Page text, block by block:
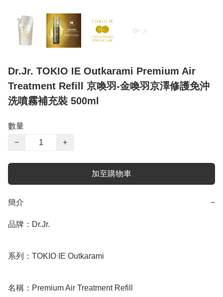
Dr.Jr. TOKIO IE Outkarami Premium Air
Treatment Refill 京喚羽-金喚羽京澤修護免沖
洗噴霧補充裝 500ml
數量
−
+
加至購物車
簡介 −
品牌：Dr.Jr.
系列：TOKIO IE Outkarami
名稱：Premium Air Treatment Refill